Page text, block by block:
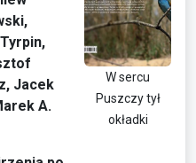
W sercu
Puszczy tył
okładki
Jacek
A.